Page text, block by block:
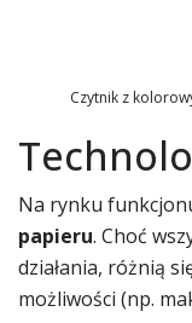
Czytnik z
Na rynku
papieru. Choć
działania, różnią
możliwości (np.